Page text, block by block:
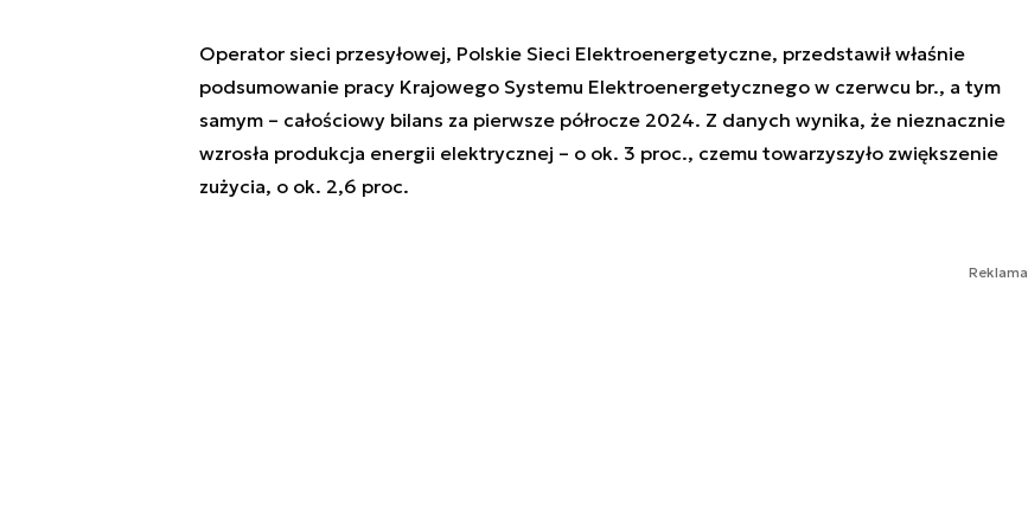
Operator sieci przesyłowej, Polskie Sieci Elektroenergetyczne, przedstawił właśnie
podsumowanie pracy Krajowego Systemu Elektroenergetycznego w czerwcu br., a tym
samym – całościowy bilans za pierwsze półrocze 2024. Z danych wynika, że nieznacznie
wzrosła produkcja energii elektrycznej – o ok. 3 proc., czemu towarzyszyło zwiększenie
zużycia, o ok. 2,6 proc.
Reklama